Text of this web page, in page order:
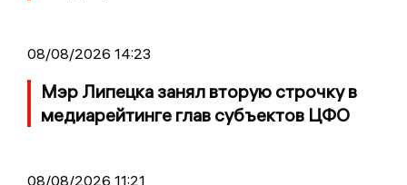
08/08/2026 14:23
Мэр Липецка занял вторую строчку в
медиарейтинге глав субъектов ЦФО
08/08/2026 11:21